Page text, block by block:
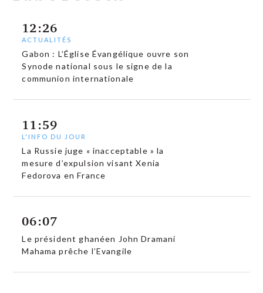
12:26
ACTUALITÉS
Gabon : L’Église Évangélique ouvre son
Synode national sous le signe de la
communion internationale
11:59
L'INFO DU JOUR
La Russie juge « inacceptable » la
mesure d’expulsion visant Xenia
Fedorova en France
06:07
Le président ghanéen John Dramani
Mahama prêche l’Evangile